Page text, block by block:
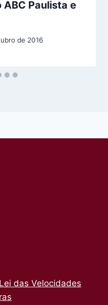
Paulista e
de 2016
das Velocidades